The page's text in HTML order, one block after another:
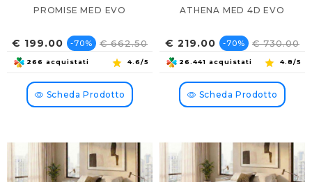
PROMISE MED EVO
Prezzo
€ 199.00 Prezzo
base
-70% € 662.50
266 acquistati 4.6/5
Scheda Prodotto
ATHENA MED 4D EVO
Prezzo
€ 219.00 Prezzo
base
-70% € 730.00
26.441 acquistati 4.8/5
Scheda Prodotto